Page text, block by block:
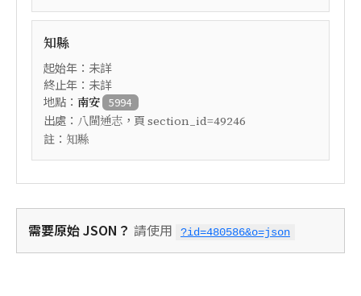
知縣
起始年：未詳
終止年：未詳
地點： 南安 5994
出處： 八閩通志 ，頁 section_id=49246
註： 知縣
需要原始 JSON？ 請使用 ?id=480586&o=json